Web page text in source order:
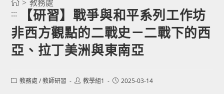
> 教務處
:::
【研習】戰爭與和平系列工作坊
非西方觀點的二戰史－二戰下的西
亞、拉丁美洲與東南亞
Post教務處 / 教師研習
Post教學組1
Post2025-03-14